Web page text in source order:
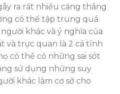
ra rất nhiều căng thẳng
có thể tập trung quá
khác và ý nghĩa của
và trực quan là 2 cá tính
có thể có những sai sót
sử dụng những suy
khác làm cơ sở cho